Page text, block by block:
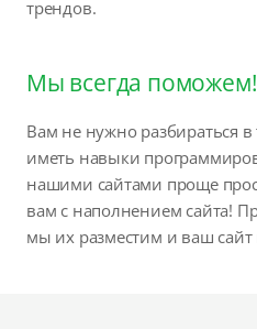
трендов.
Мы всегда поможем!
Вам не нужно разбираться в
иметь навыки
нашими сайтами проще
вам с наполнением сайта!
мы их разместим и ваш сайт